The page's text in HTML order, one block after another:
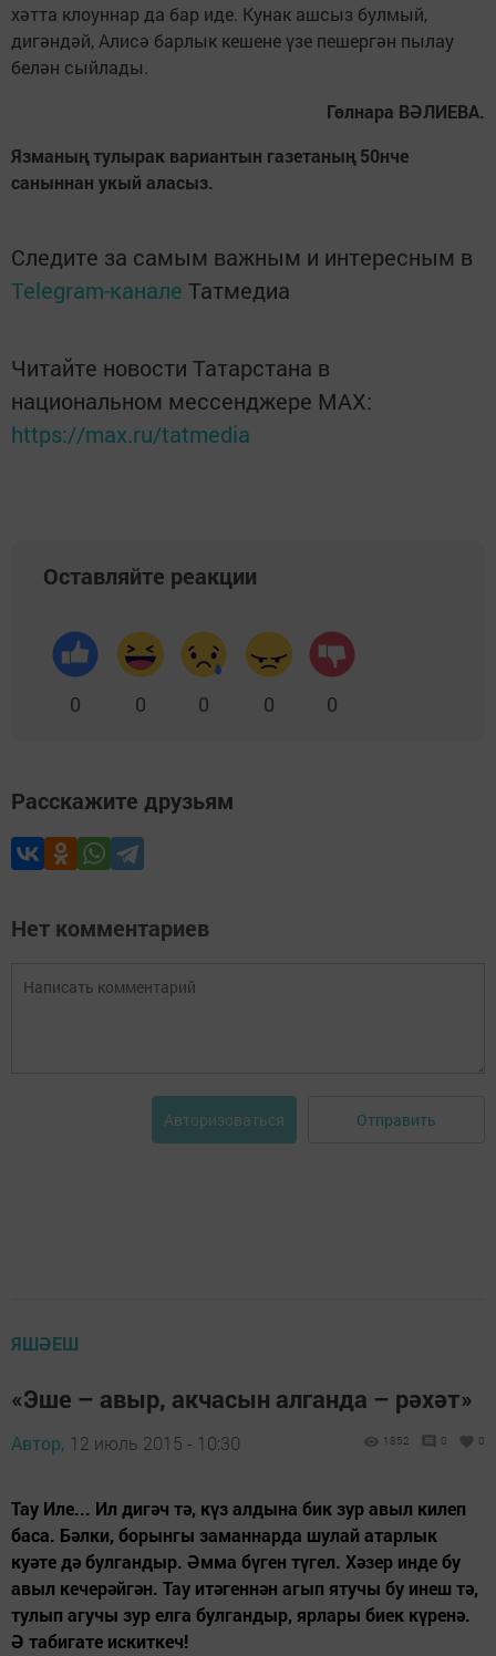
хәтта клоуннар да бар иде. Кунак ашсыз булмый,
дигәндәй, Алисә барлык кешене үзе пешергән пылау
белән сыйлады.
Гөлнара ВӘЛИЕВА.
Язманың тулырак вариантын газетаның 50нче
саныннан укый аласыз.
Следите за самым важным и интересным в
Telegram-канале Татмедиа
Читайте новости Татарстана в
национальном мессенджере MАХ:
https://max.ru/tatmedia
Оставляйте реакции
0 0 0 0 0
Расскажите друзьям
Нет комментариев
Авторизоваться Отправить
ЯШӘЕШ
«Эше – авыр, акчасын алганда – рәхәт»
Автор, 12 июль 2015 - 10:30 1852 0 0
Тау Иле... Ил дигәч тә, күз алдына бик зур авыл килеп
баса. Бәлки, борынгы заманнарда шулай атарлык
куәте дә булгандыр. Әмма бүген түгел. Хәзер инде бу
авыл кечерәйгән. Тау итәгеннән агып ятучы бу инеш тә,
тулып агучы зур елга булгандыр, ярлары биек күренә.
Ә табигате искиткеч!